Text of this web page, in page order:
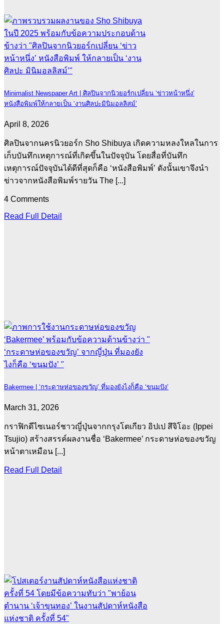
Minimalist Newspaper Art | ศิลปินจากนิวยอร์กเปลี่ยน ‘ข่าวหน้าหนึ่ง’
หนังสือพิมพ์ให้กลายเป็น ‘งานศิลปะมินิมอลลิสม์’
April 8, 2026
ศิลปินจากนครนิวยอร์ก Sho Shibuya เกิดความหลงใหลในการ
เก็บบันทึกเหตุการณ์ที่เกิดขึ้นในปัจจุบัน โดยสื่อที่บันทึก
เหตุการณ์ปัจจุบันได้ดีที่สุดก็คือ ‘หนังสือพิมพ์’ ดังนั้นเขาจึงนำ
ข่าวจากหนังสือพิมพ์รายวัน The [...]
4 Comments
Read Full Detail
Bakermee | ‘กระดาษห่อของขวัญ’ ที่มองยังไงก็คือ ‘ขนมปัง’
March 31, 2026
กราฟิกดีไซเนอร์ชาวญี่ปุ่นจากกรุงโตเกียว อิปเป สึจิโอะ (Ippei
Tsujio) สร้างสรรค์ผลงานชื่อ ‘Bakermee’ กระดาษห่อของขวัญ
หน้าตาเหมือน [...]
Read Full Detail